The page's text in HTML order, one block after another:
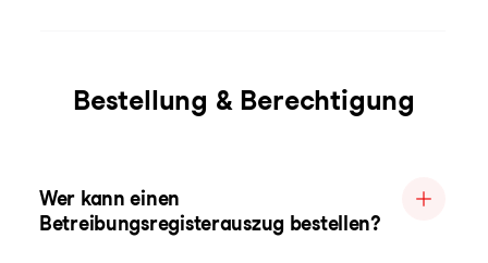
Bestellung & Berechtigung
Wer kann einen
Betreibungsregisterauszug bestellen?